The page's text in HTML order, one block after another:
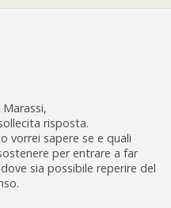
risposta.
vorrei sapere se e quali
per entrare a far
sia possibile reperire del